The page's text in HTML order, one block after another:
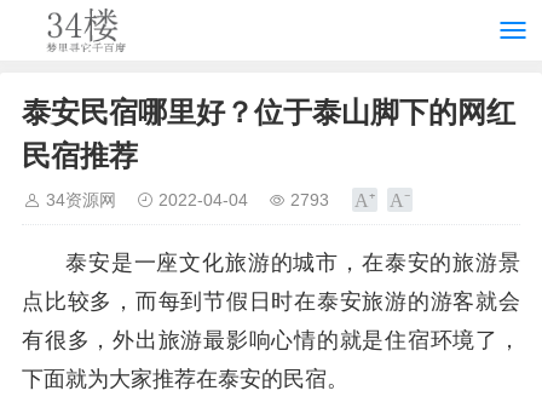
泰安民宿哪里好？位于泰山脚下的网红
民宿推荐
34资源网 2022-04-04 2793
泰安是一座文化旅游的城市，在泰安的旅游景
点比较多，而每到节假日时在泰安旅游的游客就会
有很多，外出旅游最影响心情的就是住宿环境了，
下面就为大家推荐在泰安的民宿。